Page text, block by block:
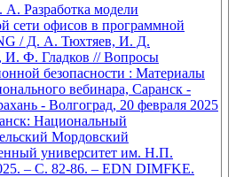
Разработка модели
сети офисов в программной
/ Д. А. Тюхтяев, И. Д.
И. Ф. Гладков // Вопросы
безопасности : Материалы
вебинара, Саранск -
- Волгоград, 20 февраля 2025
Национальный
Мордовский
университет им. Н.П.
– С. 82-86. – EDN DIMFKE.